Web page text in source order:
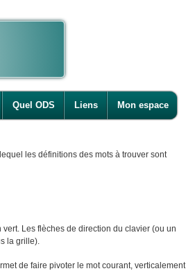
Quel ODS Liens Mon espace
les définitions des mots à trouver sont
Les flèches de direction du clavier (ou un
la grille).
de faire pivoter le mot courant, verticalement